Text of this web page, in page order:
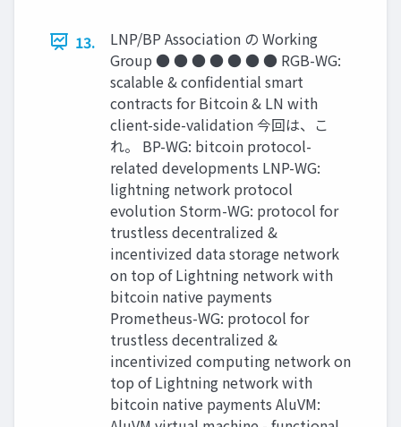
13.
LNP/BP Association の Working
Group ● ● ● ● ● ● ● RGB-WG:
scalable & confidential smart
contracts for Bitcoin & LN with
client-side-validation 今回は、こ
れ。 BP-WG: bitcoin protocol-
related developments LNP-WG:
lightning network protocol
evolution Storm-WG: protocol for
trustless decentralized &
incentivized data storage network
on top of Lightning network with
bitcoin native payments
Prometheus-WG: protocol for
trustless decentralized &
incentivized computing network on
top of Lightning network with
bitcoin native payments AluVM: